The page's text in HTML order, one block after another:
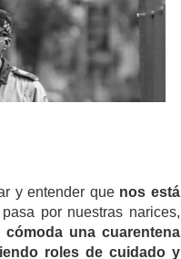
y entender que nos está
por nuestras narices,
cómoda una cuarentena
roles de cuidado y